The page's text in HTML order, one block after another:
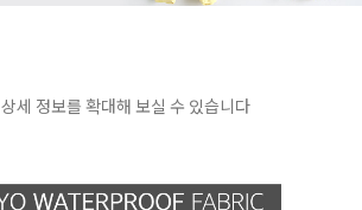
상세 정보를 확대해 보실 수 있습니다